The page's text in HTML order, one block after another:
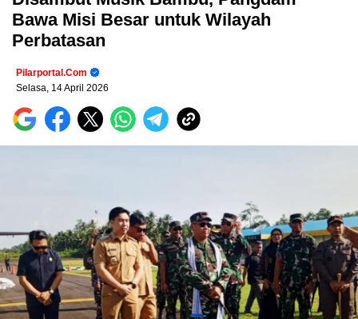
Bawa Misi Besar untuk Wilayah
Perbatasan
Pilarportal.com
Selasa, 14 April 2026